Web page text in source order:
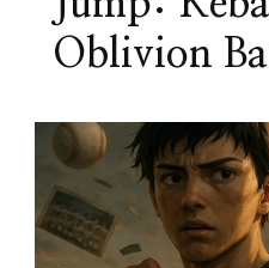
Oblivion